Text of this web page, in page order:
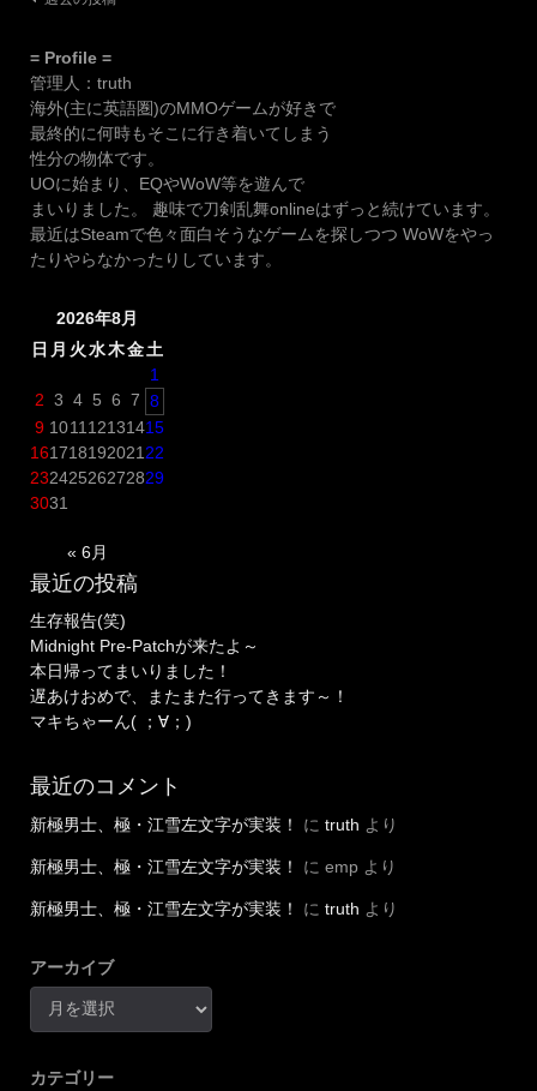
ナ
ビ
ゲ
ー
シ
ョ
ン
= Profile =
管理人：truth
海外(主に英語圏)のMMOゲームが好きで
最終的に何時もそこに行き着いてしまう
性分の物体です。
UOに始まり、EQやWoW等を遊んで
まいりました。 趣味で刀剣乱舞onlineはずっと続けています。
最近はSteamで色々面白そうなゲームを探しつつ WoWをやっ
たりやらなかったりしています。
2026年8月
日 月 火水木金土
1
2 3 4 5 6 7 8
9 1011 12131415
161718192021 22
23242526272829
3031
« 6月
最近の投稿
生存報告(笑)
Midnight Pre-Patchが来たよ～
本日帰ってまいりました！
遅あけおめで、またまた行ってきます～！
マキちゃーん( ；∀；)
最近のコメント
新極男士、極・江雪左文字が実装！ に truth より
新極男士、極・江雪左文字が実装！ に emp より
新極男士、極・江雪左文字が実装！ に truth より
アーカイブ
カテゴリー